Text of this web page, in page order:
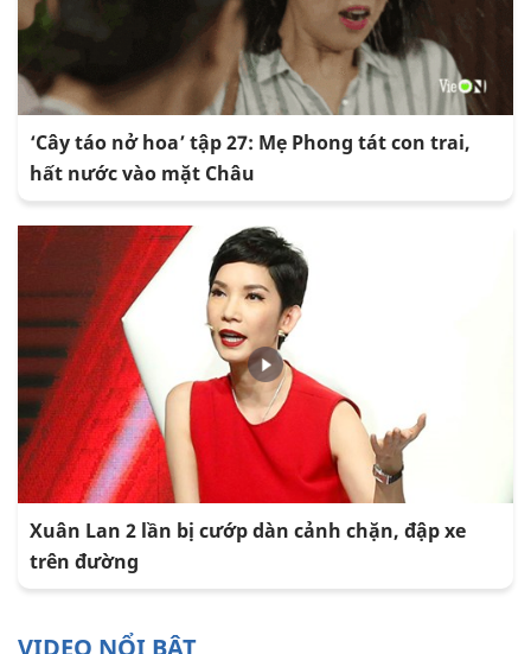
‘Cây táo nở hoa’ tập 27: Mẹ Phong tát con trai,
hất nước vào mặt Châu
Xuân Lan 2 lần bị cướp dàn cảnh chặn, đập xe
trên đường